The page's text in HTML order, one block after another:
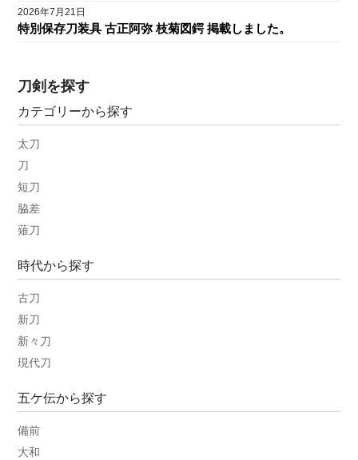
2026年7月21日
特別保存刀装具 古正阿弥 枝菊図鍔 掲載しました。
刀剣を探す
カテゴリーから探す
太刀
刀
短刀
脇差
薙刀
時代から探す
古刀
新刀
新々刀
現代刀
五ケ伝から探す
備前
大和